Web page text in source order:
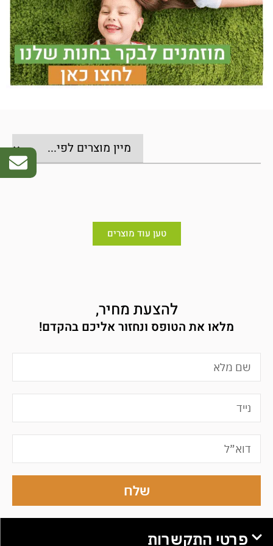
טען עוד מוצרים
להצעת מחיר,
מלאו את הטופס ונחזור אליכם בהקדם!
שלח
פרטי התקשרות